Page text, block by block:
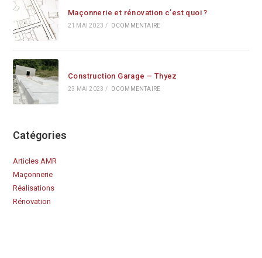
Maçonnerie et rénovation c’est quoi ?
21 MAI 2023 / 0 COMMENTAIRE
Construction Garage – Thyez
23 MAI 2023 / 0 COMMENTAIRE
Catégories
Articles AMR
Maçonnerie
Réalisations
Rénovation